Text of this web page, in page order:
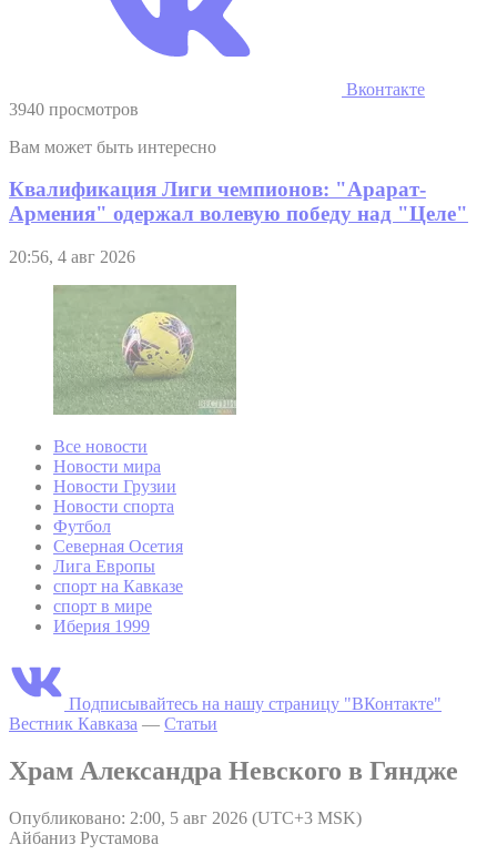
Вконтакте
3940 просмотров
Вам может быть интересно
Квалификация Лиги чемпионов: "Арарат-
Армения" одержал волевую победу над "Целе"
20:56, 4 авг 2026
Все новости
Новости мира
Новости Грузии
Новости спорта
Футбол
Северная Осетия
Лига Европы
спорт на Кавказе
спорт в мире
Иберия 1999
Подписывайтесь на нашу страницу "ВКонтакте"
Вестник Кавказа — Статьи
Храм Александра Невского в Гяндже
Опубликовано: 2:00, 5 авг 2026 (UTC+3 MSK)
Айбаниз Рустамова